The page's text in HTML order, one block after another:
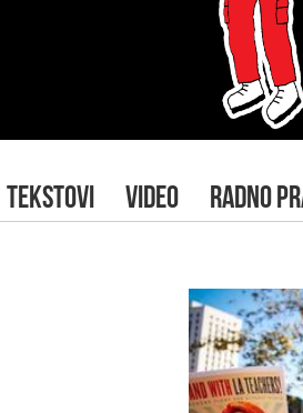
TEKSTOVI VIDEO RADNO